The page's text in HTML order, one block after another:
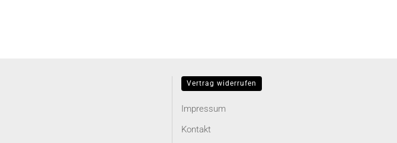
Vertrag widerrufen
Impressum
Kontakt